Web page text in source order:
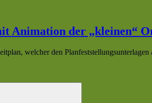
Animation der „kleinen“
welcher den